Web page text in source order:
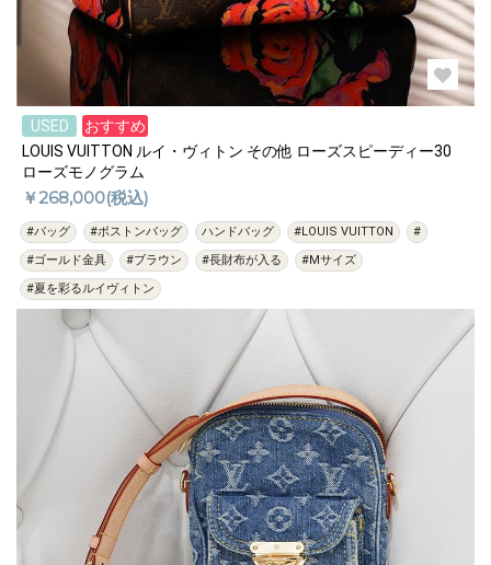
USED
おすすめ
LOUIS VUITTON ルイ・ヴィトン その他 ローズスピーディー30
ローズモノグラム
￥268,000(税込)
#バッグ #ボストンバッグ ハンドバッグ #LOUIS VUITTON
#
#ゴールド金具
#ブラウン #長財布が入る
#Mサイズ
#夏を彩るルイヴィトン